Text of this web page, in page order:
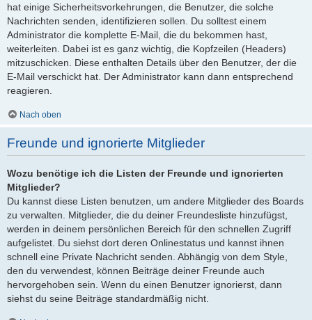
hat einige Sicherheitsvorkehrungen, die Benutzer, die solche
Nachrichten senden, identifizieren sollen. Du solltest einem
Administrator die komplette E-Mail, die du bekommen hast,
weiterleiten. Dabei ist es ganz wichtig, die Kopfzeilen (Headers)
mitzuschicken. Diese enthalten Details über den Benutzer, der die
E-Mail verschickt hat. Der Administrator kann dann entsprechend
reagieren.
Nach oben
Freunde und ignorierte Mitglieder
Wozu benötige ich die Listen der Freunde und ignorierten
Mitglieder?
Du kannst diese Listen benutzen, um andere Mitglieder des Boards
zu verwalten. Mitglieder, die du deiner Freundesliste hinzufügst,
werden in deinem persönlichen Bereich für den schnellen Zugriff
aufgelistet. Du siehst dort deren Onlinestatus und kannst ihnen
schnell eine Private Nachricht senden. Abhängig von dem Style,
den du verwendest, können Beiträge deiner Freunde auch
hervorgehoben sein. Wenn du einen Benutzer ignorierst, dann
siehst du seine Beiträge standardmäßig nicht.